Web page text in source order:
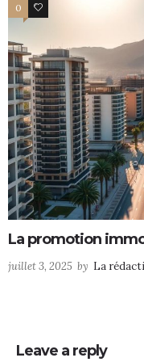
0 0
La promotion
juillet 3, 2025 by La
Leave a reply